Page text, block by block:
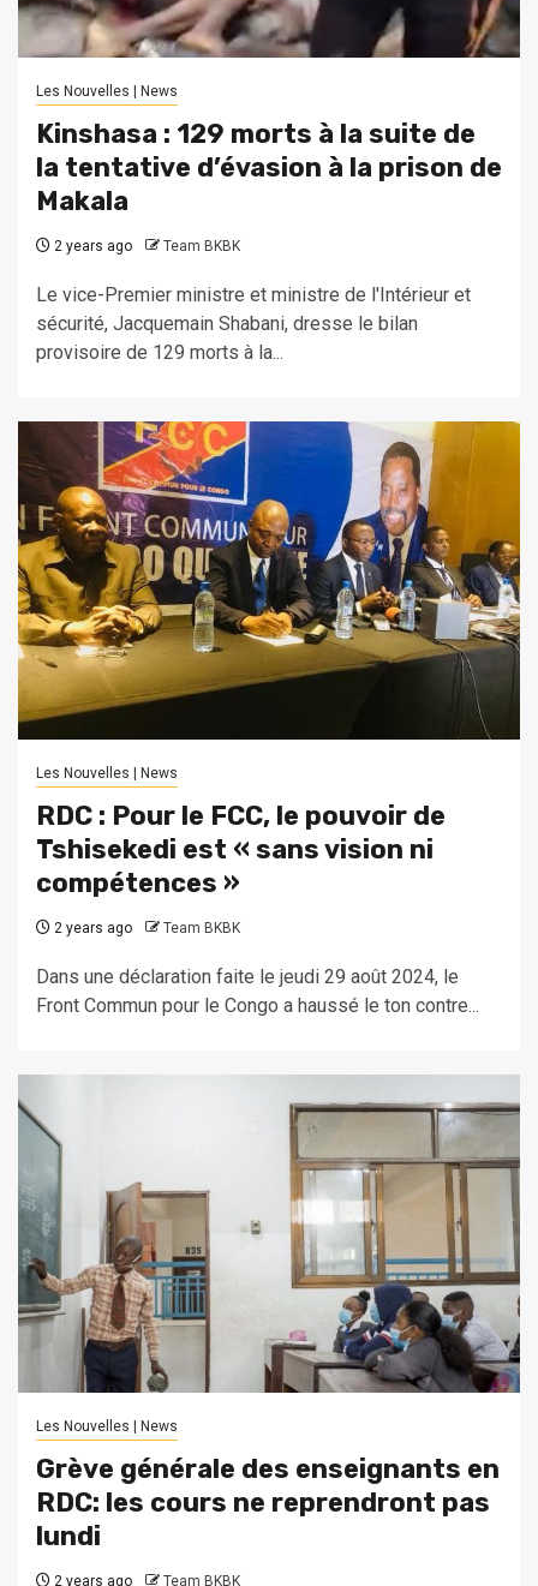
Les Nouvelles | News
Kinshasa : 129 morts à la suite de
la tentative d’évasion à la prison de
Makala
2 years ago Team BKBK
Le vice-Premier ministre et ministre de l'Intérieur et
sécurité, Jacquemain Shabani, dresse le bilan
provisoire de 129 morts à la...
Les Nouvelles | News
RDC : Pour le FCC, le pouvoir de
Tshisekedi est « sans vision ni
compétences »
2 years ago Team BKBK
Dans une déclaration faite le jeudi 29 août 2024, le
Front Commun pour le Congo a haussé le ton contre...
Les Nouvelles | News
Grève générale des enseignants en
RDC: les cours ne reprendront pas
lundi
2 years ago Team BKBK